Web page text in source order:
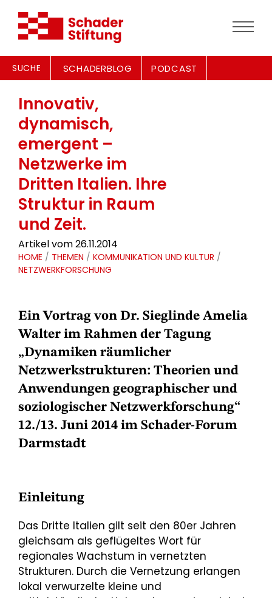
SUCHE SCHADERBLOG PODCAST
Innovativ,
dynamisch,
emergent –
Netzwerke im
Dritten Italien. Ihre
Struktur in Raum
und Zeit.
Artikel vom 26.11.2014
HOME / THEMEN / KOMMUNIKATION UND KULTUR /
NETZWERKFORSCHUNG
Ein Vortrag von Dr. Sieglinde Amelia
Walter im Rahmen der Tagung
„Dynamiken räumlicher
Netzwerkstrukturen: Theorien und
Anwendungen geographischer und
soziologischer Netzwerkforschung“
12./13. Juni 2014 im Schader-Forum
Darmstadt
Einleitung
Das Dritte Italien gilt seit den 80er Jahren
gleichsam als geflügeltes Wort für
regionales Wachstum in vernetzten
Strukturen. Durch die Vernetzung erlangen
lokal verwurzelte kleine und